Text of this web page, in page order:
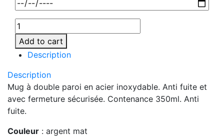
Add to cart
Description
Description
Mug à double paroi en acier inoxydable. Anti fuite et
avec fermeture sécurisée. Contenance 350ml. Anti
fuite.
Couleur : argent mat